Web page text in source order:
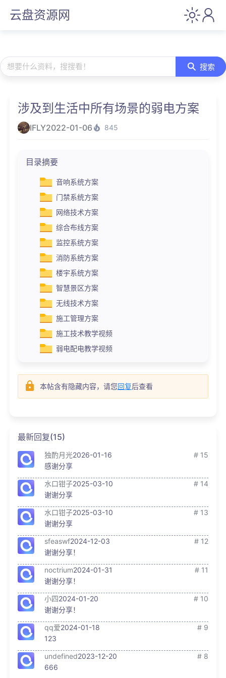
云盘资源网
想要什么资料，搜搜看！ 搜索
涉及到生活中所有场景的弱电方案
IFLY2022-01-06 845
目录摘要
音响系统方案
门禁系统方案
网络技术方案
综合布线方案
监控系统方案
消防系统方案
楼宇系统方案
智慧景区方案
无线技术方案
施工管理方案
施工技术教学视频
弱电配电教学视频
本帖含有隐藏内容，请您回复后查看
最新回复(15)
独酌月光2026-01-16
# 15
感谢分享
水口钳子2025-03-10
# 14
谢谢分享
水口钳子2025-03-10
# 13
谢谢分享
sfeaswf2024-12-03
# 12
谢谢分享！
noctrium2024-01-31
# 11
谢谢分享！
小四2024-01-20
# 10
谢谢分享！
qq爱2024-01-18
# 9
123
undefined2023-12-20
# 8
666